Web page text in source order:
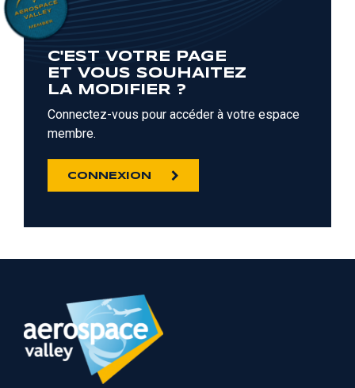
C'EST VOTRE PAGE
ET VOUS SOUHAITEZ
LA MODIFIER ?
Connectez-vous pour accéder à votre espace
membre.
CONNEXION